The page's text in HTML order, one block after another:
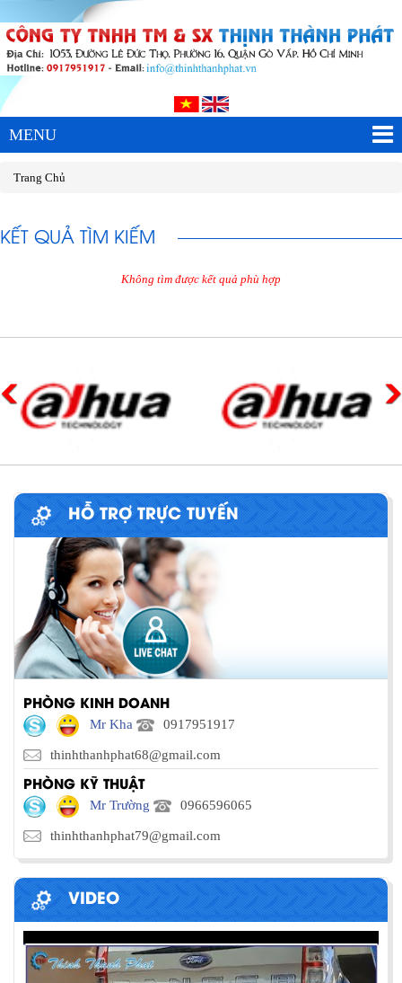
MENU
Trang Chủ
KẾT QUẢ TÌM KIẾM
Không tìm được kết quả phù hợp
HỖ TRỢ TRỰC TUYẾN
PHÒNG KINH DOANH
Mr Kha 0917951917
thinhthanhphat68@gmail.com
PHÒNG KỸ THUẬT
Mr Trường 0966596065
thinhthanhphat79@gmail.com
VIDEO